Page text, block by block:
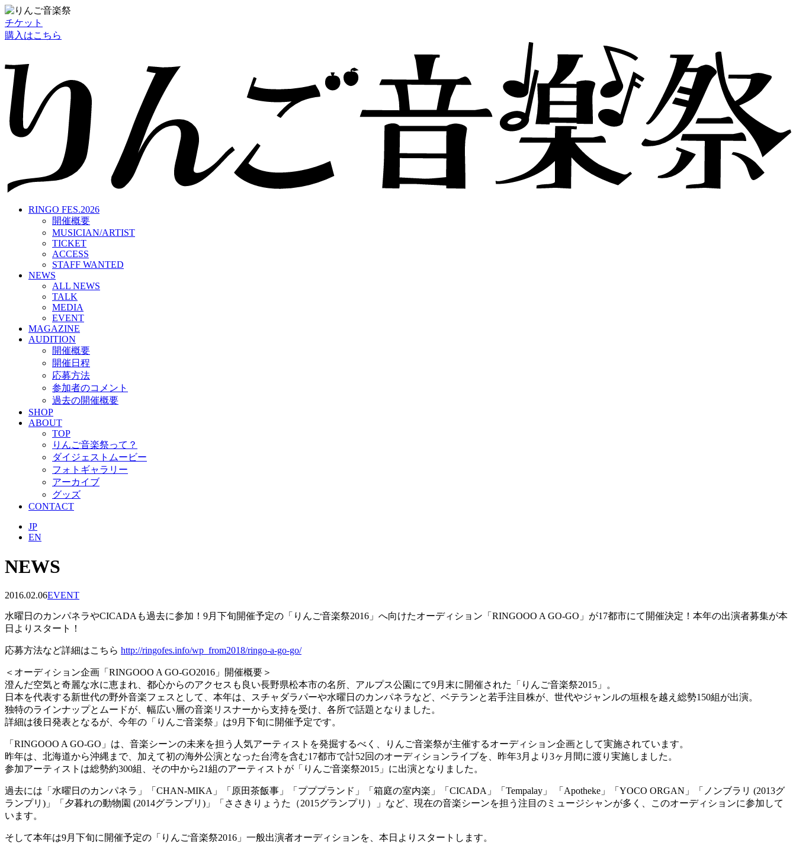
チケット
購入はこちら
RINGO FES.2026
開催概要
MUSICIAN/ARTIST
TICKET
ACCESS
STAFF WANTED
NEWS
ALL NEWS
TALK
MEDIA
EVENT
MAGAZINE
AUDITION
開催概要
開催日程
応募方法
参加者のコメント
過去の開催概要
SHOP
ABOUT
TOP
りんご音楽祭って？
ダイジェストムービー
フォトギャラリー
アーカイブ
グッズ
CONTACT
JP
EN
NEWS
2016.02.06EVENT
水曜日のカンパネラやCICADAも過去に参加！9月下旬開催予定の「りんご音楽祭2016」へ向けたオーディション「RINGOOO A GO-GO」が17都市にて開催決定！本年の出演者募集が本
日よりスタート！
応募方法など詳細はこちら http://ringofes.info/wp_from2018/ringo-a-go-go/
＜オーディション企画「RINGOOO A GO-GO2016」開催概要＞
澄んだ空気と奇麗な水に恵まれ、都心からのアクセスも良い長野県松本市の名所、アルプス公園にて9月末に開催された「りんご音楽祭2015」。
日本を代表する新世代の野外音楽フェスとして、本年は、スチャダラパーや水曜日のカンパネラなど、ベテランと若手注目株が、世代やジャンルの垣根を越え総勢150組が出演。
独特のラインナップとムードが、幅広い層の音楽リスナーから支持を受け、各所で話題となりました。
詳細は後日発表となるが、今年の「りんご音楽祭」は9月下旬に開催予定です。
「RINGOOO A GO-GO」は、音楽シーンの未来を担う人気アーティストを発掘するべく、りんご音楽祭が主催するオーディション企画として実施されています。
昨年は、北海道から沖縄まで、加えて初の海外公演となった台湾を含む17都市で計52回のオーディションライブを、昨年3月より3ヶ月間に渡り実施しました。
参加アーティストは総勢約300組、その中から21組のアーティストが「りんご音楽祭2015」に出演となりました。
過去には「水曜日のカンパネラ」「CHAN-MIKA」「原田茶飯事」「プププランド」「箱庭の室内楽」「CICADA」「Tempalay」 「Apotheke」「YOCO ORGAN」「ノンブラリ (2013グ
ランプリ)」「夕暮れの動物園 (2014グランプリ)」「ささきりょうた（2015グランプリ）」など、現在の音楽シーンを担う注目のミュージシャンが多く、このオーディションに参加して
います。
そして本年は9月下旬に開催予定の「りんご音楽祭2016」一般出演者オーディションを、本日よりスタートします。